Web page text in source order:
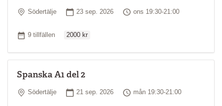
Plats
Södertälje Startdatum
23 sep. 2026 Tid
ons 19:30-21:00
Antal tillfällen
9 tillfällen 2000 kr
Spanska A1 del 2
Plats
Södertälje Startdatum
21 sep. 2026 Tid
mån 19:30-21:00